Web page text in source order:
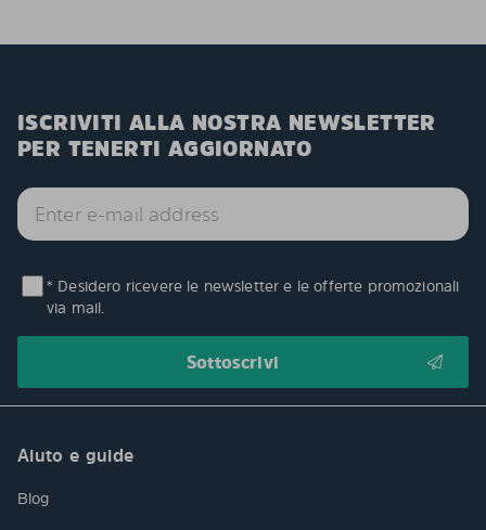
ISCRIVITI ALLA NOSTRA NEWSLETTER
PER TENERTI AGGIORNATO
* Desidero ricevere le newsletter e le offerte promozionali
via mail.
Aiuto e guide
Blog